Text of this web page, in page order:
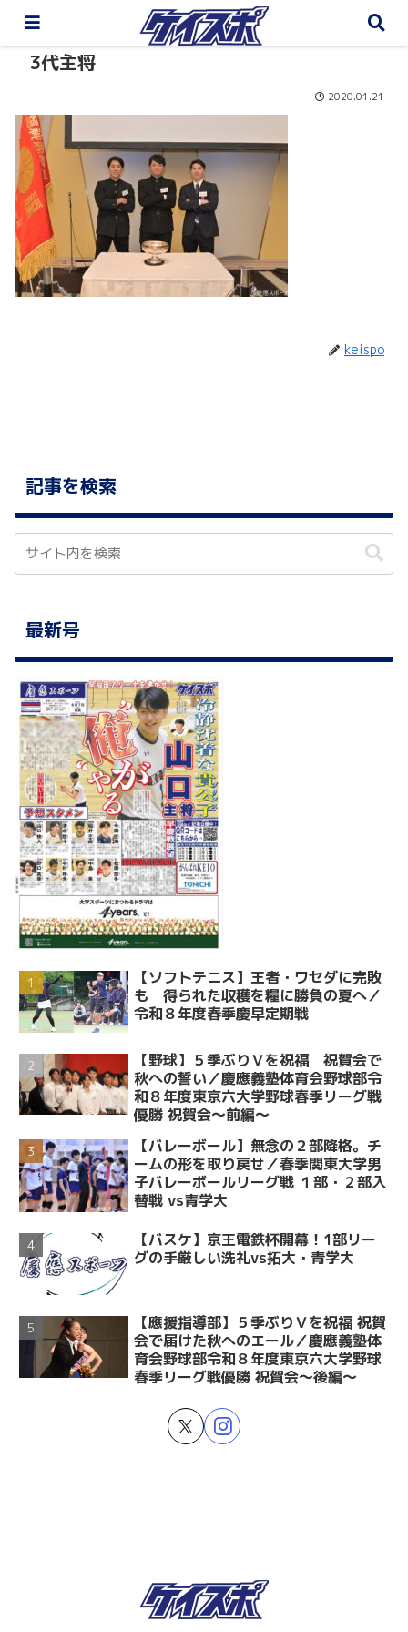
3代主将
2020.01.21
keispo
記事を検索
最新号
【ソフトテニス】王者・ワセダに完敗
も 得られた収穫を糧に勝負の夏へ／
令和８年度春季慶早定期戦
【野球】５季ぶりＶを祝福 祝賀会で
秋への誓い／慶應義塾体育会野球部令
和８年度東京六大学野球春季リーグ戦
優勝 祝賀会～前編～
【バレーボール】無念の２部降格。チ
ームの形を取り戻せ／春季関東大学男
子バレーボールリーグ戦 １部・２部入
替戦 vs青学大
【バスケ】京王電鉄杯開幕！1部リー
グの手厳しい洗礼vs拓大・青学大
【應援指導部】５季ぶりＶを祝福 祝賀
会で届けた秋へのエール／慶應義塾体
育会野球部令和８年度東京六大学野球
春季リーグ戦優勝 祝賀会～後編～